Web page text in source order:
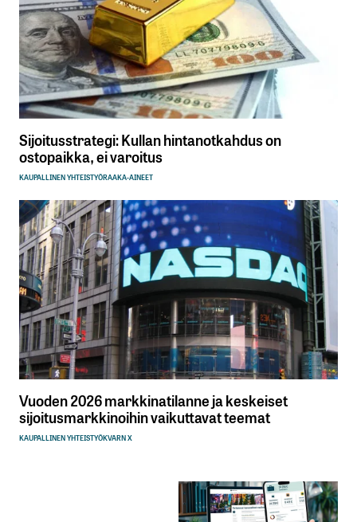
Sijoitusstrategi: Kullan hintanotkahdus on
ostopaikka, ei varoitus
KAUPALLINEN YHTEISTYÖRAAKA-AINEET
Vuoden 2026 markkinatilanne ja keskeiset
sijoitusmarkkinoihin vaikuttavat teemat
KAUPALLINEN YHTEISTYÖKVARN X